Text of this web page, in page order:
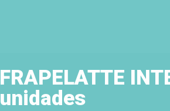
FRAPELATTE
unidades